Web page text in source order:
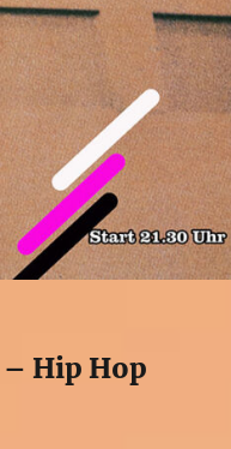
Hip Hop